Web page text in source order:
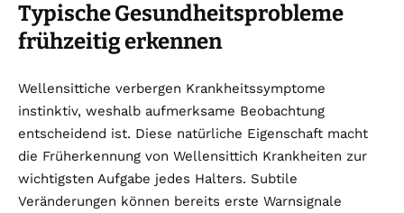
Typische Gesundheitsprobleme
frühzeitig erkennen
Wellensittiche verbergen Krankheitssymptome
instinktiv, weshalb aufmerksame Beobachtung
entscheidend ist. Diese natürliche Eigenschaft macht
die Früherkennung von Wellensittich Krankheiten zur
wichtigsten Aufgabe jedes Halters. Subtile
Veränderungen können bereits erste Warnsignale